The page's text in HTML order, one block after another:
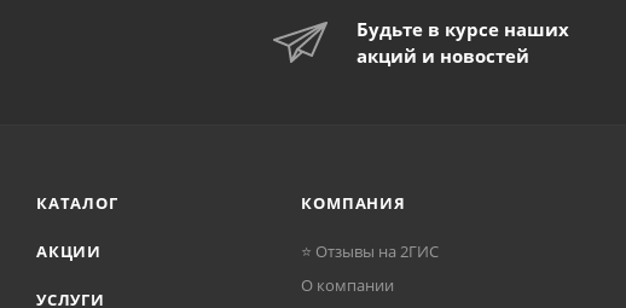
Будьте в курсе наших
акций и новостей
КАТАЛОГ
АКЦИИ
УСЛУГИ
КОМПАНИЯ
⭐ Отзывы на 2ГИС
О компании